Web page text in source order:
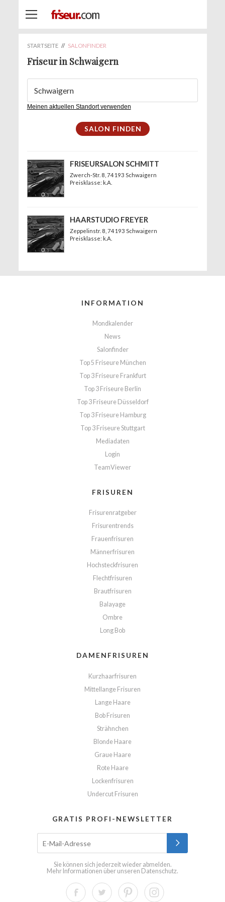
STARTSEITE // SALONFINDER
Friseur in Schwaigern
Meinen aktuellen Standort verwenden
FRISEURSALON SCHMITT
Zwerch-Str. 8 , 74193 Schwaigern
Preisklasse: k.A.
HAARSTUDIO FREYER
Zeppelinstr. 8 , 74193 Schwaigern
Preisklasse: k.A.
INFORMATION
Mondkalender
News
Salonfinder
Top 5 Friseure München
Top 3 Friseure Frankfurt
Top 3 Friseure Berlin
Top 3 Friseure Düsseldorf
Top 3 Friseure Hamburg
Top 3 Friseure Stuttgart
Mediadaten
Login
TeamViewer
FRISUREN
Frisurenratgeber
Frisurentrends
Frauenfrisuren
Männerfrisuren
Hochsteckfrisuren
Flechtfrisuren
Brautfrisuren
Balayage
Ombre
Long Bob
DAMENFRISUREN
Kurzhaarfrisuren
Mittellange Frisuren
Lange Haare
Bob Frisuren
Strähnchen
Blonde Haare
Graue Haare
Rote Haare
Lockenfrisuren
Undercut Frisuren
GRATIS PROFI-NEWSLETTER
Sie können sich jederzeit wieder abmelden.
Mehr Informationen über unseren Datenschutz.